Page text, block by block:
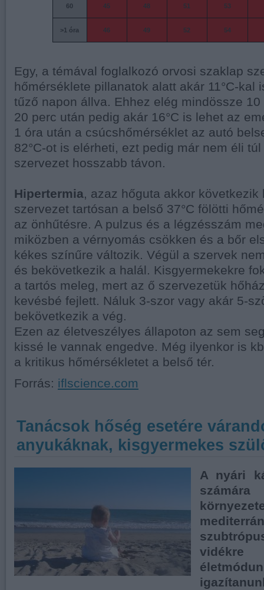
60 45 48 51 53
>1 óra 46 49 52 54
Egy, a témával foglalkozó orvosi szaklap
hőmérséklete pillanatok alatt akár 11°C-kal
tűző napon állva. Ehhez elég mindössze 10
20 perc után pedig akár 16°C is lehet az
1 óra után a csúcshőmérséklet az autó
82°C-ot is elérheti, ezt pedig már nem éli
szervezet hosszabb távon.
Hipertermia, azaz hőguta akkor következik
szervezet tartósan a belső 37°C fölötti
az önhűtésre. A pulzus és a légzésszám
miközben a vérnyomás csökken és a bőr
kékes színűre változik. Végül a szervek
és bekövetkezik a halál. Kisgyermekekre
a tartós meleg, mert az ő szervezetük
kevésbé fejlett. Náluk 3-szor vagy akár 5-
bekövetkezik a vég.
Ezen az életveszélyes állapoton az sem
kissé le vannak engedve. Még ilyenkor is
a kritikus hőmérsékletet a belső tér.
Forrás: iflscience.com
Tanácsok hőség esetére
anyukáknak, kisgyermekes
A nyári
vidékre